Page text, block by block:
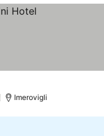
Imerovigli